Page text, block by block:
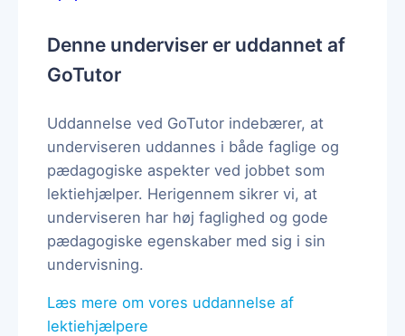
Denne underviser er uddannet af
GoTutor
Uddannelse ved GoTutor indebærer, at
underviseren uddannes i både faglige og
pædagogiske aspekter ved jobbet som
lektiehjælper. Herigennem sikrer vi, at
underviseren har høj faglighed og gode
pædagogiske egenskaber med sig i sin
undervisning.
Læs mere om vores uddannelse af
lektiehjælpere